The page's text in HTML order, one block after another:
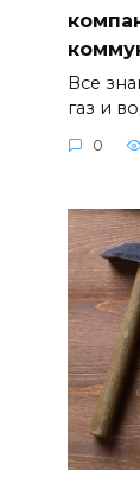
Все
газ и
0